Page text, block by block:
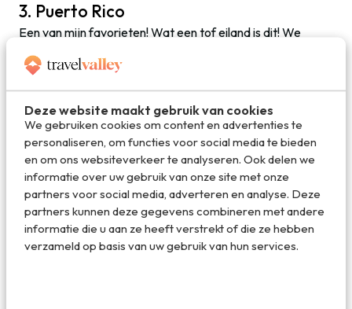
Deze website maakt gebruik van cookies
We gebruiken cookies om content en advertenties te
personaliseren, om functies voor social media te bieden
en om ons websiteverkeer te analyseren. Ook delen we
informatie over uw gebruik van onze site met onze
partners voor social media, adverteren en analyse. Deze
partners kunnen deze gegevens combineren met andere
informatie die u aan ze heeft verstrekt of die ze hebben
verzameld op basis van uw gebruik van hun services.
3. Puerto Rico
Een van mijn favorieten! Wat een tof eiland is dit! We
Juan langs het beroemde fort/ kasteel San Felipe del
nog steeds wordt gebruikt. Heel indrukwekkend en het
laat de complete historie zien van dit fort en de historische
gebouwen in de stad. Daarna ga ik naar het regenwoud El
Yunque, dat Heilig land betekent volgens de Taino-
indianen. Het regent er zo’n 280 dagen per jaar. Je vindt
hier een kleine 18.000 kilometer aan rivieren en vele
watervallen. Op het moment dat ik er was waren veel
wandelroutes helaas dicht vanwege onderhoud. Maar dat
moet over twee jaar klaar zijn en dan kun je kilometers
wandelen in dit prachtige gebied met inheemse tropische